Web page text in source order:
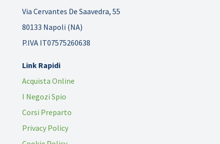
Via Cervantes De Saavedra, 55
80133 Napoli (NA)
P.IVA IT07575260638
Link Rapidi
Acquista Online
I Negozi Spio
Corsi Preparto
Privacy Policy